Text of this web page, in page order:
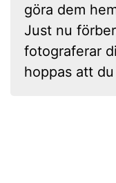
göra dem
Just nu
fotograferar
hoppas att